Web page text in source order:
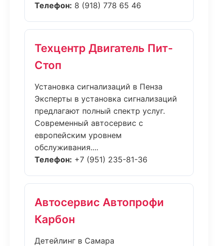
Телефон: 8 (918) 778 65 46
Техцентр Двигатель Пит-
Стоп
Установка сигнализаций в Пенза
Эксперты в установка сигнализаций
предлагают полный спектр услуг.
Современный автосервис с
европейским уровнем
обслуживания....
Телефон: +7 (951) 235-81-36
Автосервис Автопрофи
Карбон
Детейлинг в Самара